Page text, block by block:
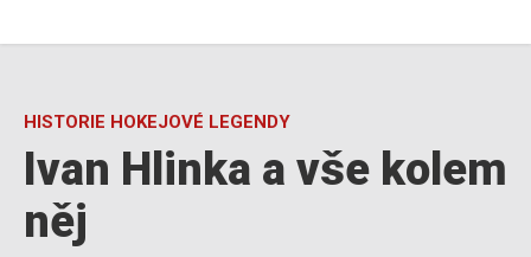
HISTORIE HOKEJOVÉ LEGENDY
Ivan Hlinka a vše kolem
něj